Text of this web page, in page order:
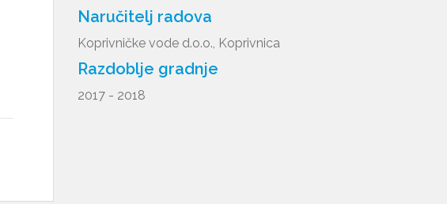
Naručitelj radova
Koprivničke vode d.o.o., Koprivnica
Razdoblje gradnje
2017 - 2018